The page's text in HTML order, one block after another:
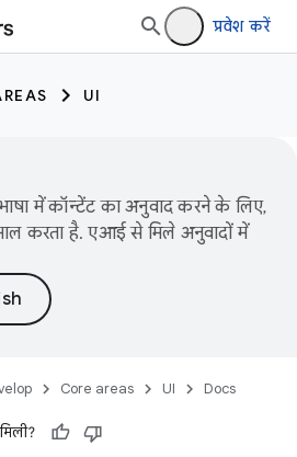
प्रवेश करें
UI
में कॉन्टेंट का अनुवाद करने के लिए,
करता है. एआई से मिले अनुवादों में
Core areas UI Docs